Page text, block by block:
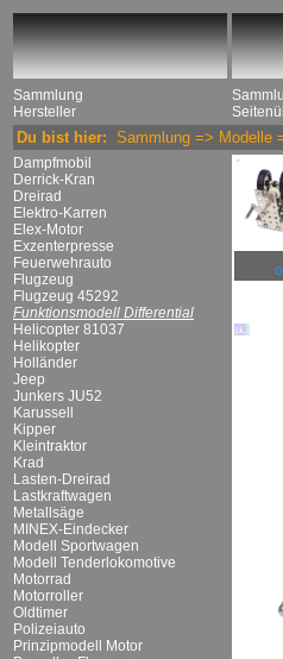
Sammlung
Hersteller
Du bist hier: Sammlung => Modelle
Dampfmobil
Derrick-Kran
Dreirad
Elektro-Karren
Elex-Motor
Exzenterpresse
Feuerwehrauto
Flugzeug
Flugzeug 45292
Funktionsmodell Differential
Helicopter 81037
Helikopter
Holländer
Jeep
Junkers JU52
Karussell
Kipper
Kleintraktor
Krad
Lasten-Dreirad
Lastkraftwagen
Metallsäge
MINEX-Eindecker
Modell Sportwagen
Modell Tenderlokomotive
Motorrad
Motorroller
Oldtimer
Polizeiauto
Prinzipmodell Motor